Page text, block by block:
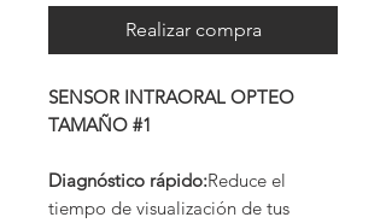
Realizar compra
SENSOR INTRAORAL OPTEO
TAMAÑO #1
Diagnóstico rápido:Reduce el
tiempo de visualización de tus